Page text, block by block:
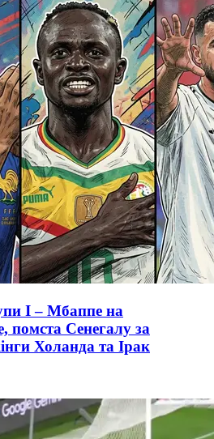
I – Мбаппе на
помста Сенегалу за
Холанда та Ірак